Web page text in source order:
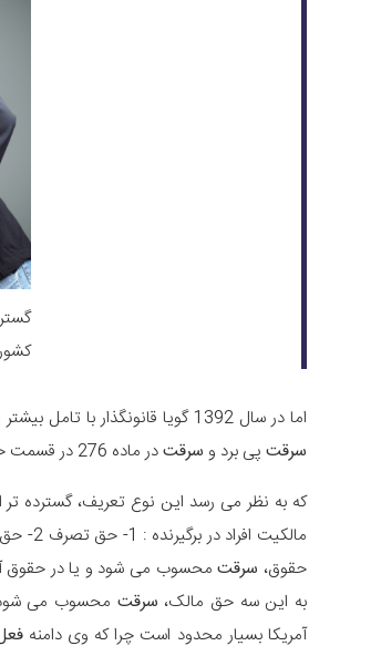
اما در سال 1392 گویا قانونگذار با تامل بیشتر و یا شاید با مقایسه تعاریف کشورهای دیگر مانند انگلستان و آمریکا به نقص تعریف جرم
سرقت پی برد و سرقتدر ماده 276 در قسمت حدود چنین تعریف شد :
که به نظر می رسد این نوع تعریف، گسترده
حقوق، سرقت
به این سه حق مالک، سرقت محسوب می شود
آمریکا بسیار محدود است چرا که وی دامنه